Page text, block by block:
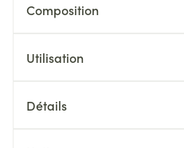
Composition
Utilisation
Détails